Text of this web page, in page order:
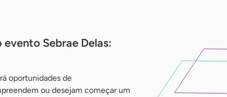
evento Sebrae Delas:
oportunidades de
ou desejam começar um